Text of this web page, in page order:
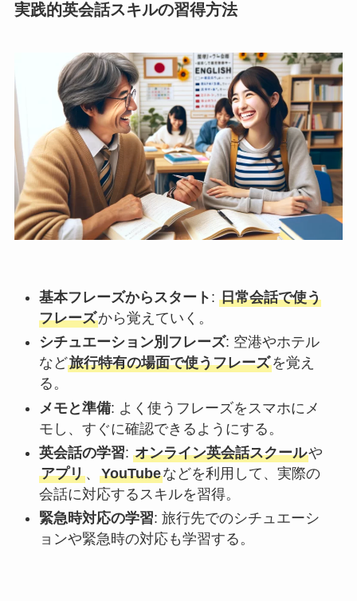
実践的英会話スキルの習得方法
基本フレーズからスタート :日常会話で使う
フレーズから覚えていく。
シチュエーション別フレーズ: 空港やホテル
など旅行特有の場面で使うフレーズを覚え
る。
メモと準備: よく使うフレーズをスマホにメ
モし、すぐに確認できるようにする。
英会話の学習:オンライン英会話スクールや
アプリ、YouTubeなどを利用して、実際の
会話に対応するスキルを習得。
緊急時対応の学習: 旅行先でのシチュエーシ
ョンや緊急時の対応も学習する。